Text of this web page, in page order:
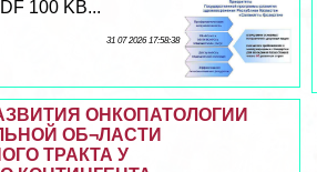
100 KB...
31 07 2026 17:58:38
ОНКОПАТОЛОГИИ
ОБ¬ЛАСТИ
ТРАКТА У